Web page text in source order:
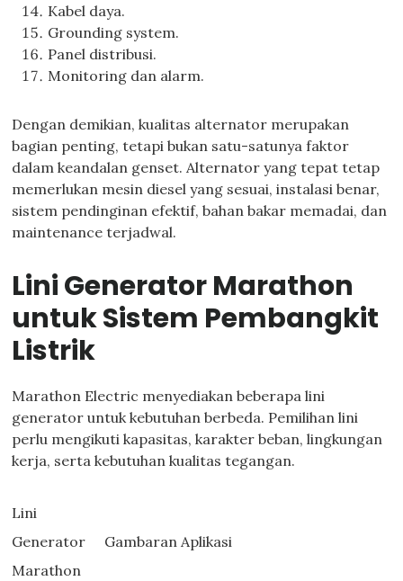
Kabel daya.
Grounding system.
Panel distribusi.
Monitoring dan alarm.
Dengan demikian, kualitas alternator merupakan
bagian penting, tetapi bukan satu-satunya faktor
dalam keandalan genset. Alternator yang tepat tetap
memerlukan mesin diesel yang sesuai, instalasi benar,
sistem pendinginan efektif, bahan bakar memadai, dan
maintenance terjadwal.
Lini Generator Marathon
untuk Sistem Pembangkit
Listrik
Marathon Electric menyediakan beberapa lini
generator untuk kebutuhan berbeda. Pemilihan lini
perlu mengikuti kapasitas, karakter beban, lingkungan
kerja, serta kebutuhan kualitas tegangan.
Lini
Generator
Marathon
Gambaran Aplikasi